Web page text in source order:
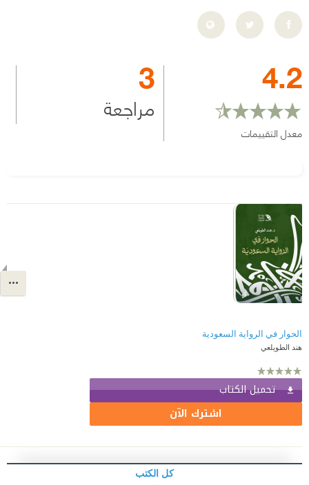
4.2
معدل التقييمات
3
مراجعة
الحوار في الرواية السعودية
هند الطويلعي
تحميل الكتاب
اشترك الآن
كل الكتب